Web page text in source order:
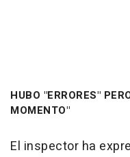
HUBO "ERRORES"
MOMENTO"
El inspector ha